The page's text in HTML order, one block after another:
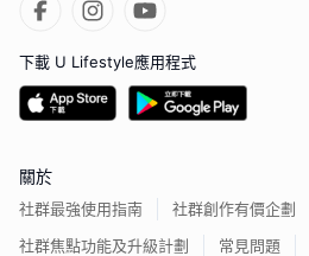
下載 U Lifestyle應用程式
關於
社群最強使用指南
社群創作有價企劃
社群焦點功能及升級計劃
常見問題